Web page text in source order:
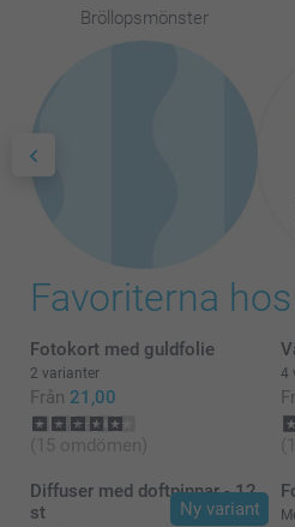
Bröllopsmönster
Favoriterna
Fotokort med guldfolie
2 varianter
Från 21,00
(15 omdömen)
4
Ny variant
Diffuser med doftpinnar - 12
st